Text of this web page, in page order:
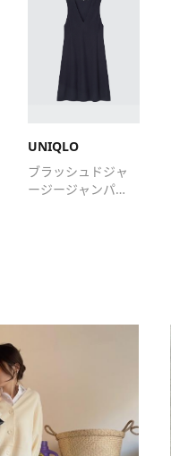
UNIQLO
ブラッシュドジャ
ージージャンパー